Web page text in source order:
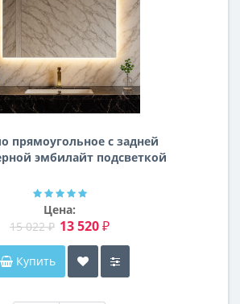
прямоугольное с задней
эмбилайт подсветкой
Цена:
15 022 ₽ 13 520 ₽
Купить